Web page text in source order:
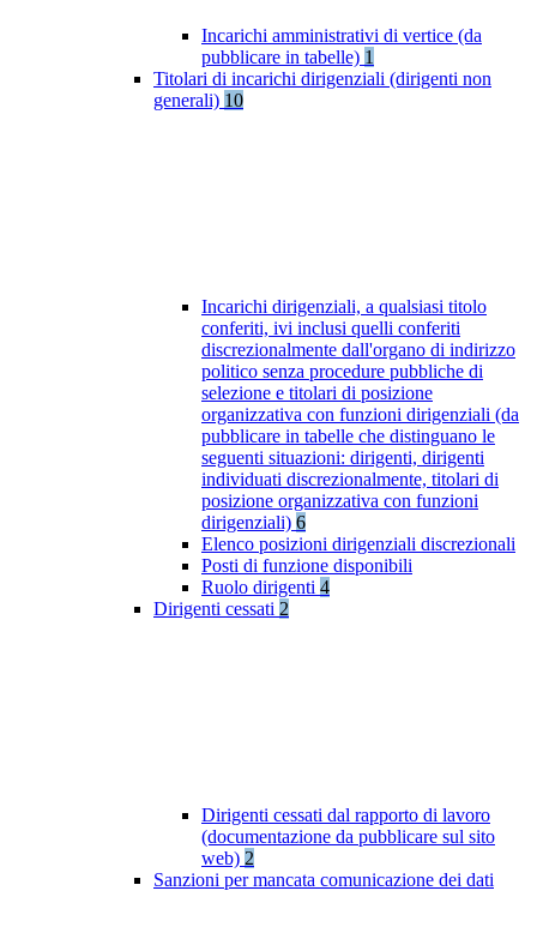
Incarichi amministrativi di vertice (da
pubblicare in tabelle) 1
Titolari di incarichi dirigenziali (dirigenti non
generali) 10
Incarichi dirigenziali, a qualsiasi titolo
conferiti, ivi inclusi quelli conferiti
discrezionalmente dall'organo di indirizzo
politico senza procedure pubbliche di
selezione e titolari di posizione
organizzativa con funzioni dirigenziali (da
pubblicare in tabelle che distinguano le
seguenti situazioni: dirigenti, dirigenti
individuati discrezionalmente, titolari di
posizione organizzativa con funzioni
dirigenziali) 6
Elenco posizioni dirigenziali discrezionali
Posti di funzione disponibili
Ruolo dirigenti 4
Dirigenti cessati 2
Dirigenti cessati dal rapporto di lavoro
(documentazione da pubblicare sul sito
web) 2
Sanzioni per mancata comunicazione dei dati